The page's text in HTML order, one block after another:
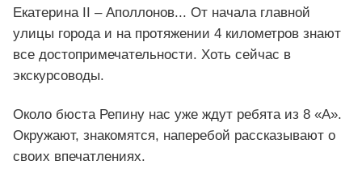
Екатерина II – Аполлонов... От начала главной
улицы города и на протяжении 4 километров знают
все достопримечательности. Хоть сейчас в
экскурсоводы.
Около бюста Репину нас уже ждут ребята из 8 «А».
Окружают, знакомятся, наперебой рассказывают о
своих впечатлениях.